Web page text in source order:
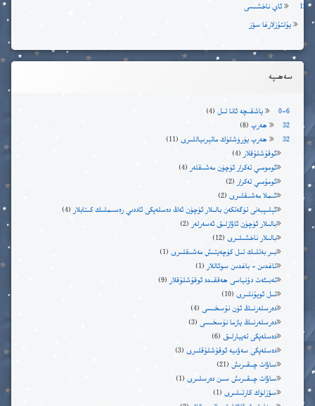
12 ئاي ناخشىسى
يۇلتۇزلارغا سۆز
سەھىپە
0-6 ياشقىچە ئانا تىل
(4)
32 ھەرپ
(8)
32 ھەرپ يۈرۈشلۈك ماتېرىياللىرى
(11)
ئوقۇشلۇقلار (4)
ئومومىي تەكرار ئۈچۈن مەشىقلەر (4)
ئومۇمىي تەكرار (2)
ئىملا مەشىقلىرى(2)
ئېلىپبەنى تۈگەتكەن بالىلار ئۈچۈن ئەڭ دەسلەپكى ئاددىي رەسىملىك كىتابلار (4)
بالىلار ئۈچۈن ئاۋازلىق ئەسەرلەر (2)
بالىلار ناخشىلىرى(12)
بىر بەتلىك تىل كۈچەيتىش مەشىقلىرى(1)
تاغدىن – باغدىن سوئاللار (1)
تەبىئەت دۇنياسى ھەققىدە ئوقۇشلۇقلار (9)
تىل ئويۇنلىرى(10)
دەرسلەرنىڭ ئۈن نۇسخىسى(4)
دەرسلەرنىڭ يازما نۇسخىسى(3)
دەسلەپكى تەييارلىق(6)
دەسلەپكى سەۋىيە ئوقۇشلۇقلىرى(3)
ساۋات چىقىرىش(21)
ساۋات چىقىرىش سىن دەرسلىرى(1)
سۆزلۈك كارتىلىرى(1)